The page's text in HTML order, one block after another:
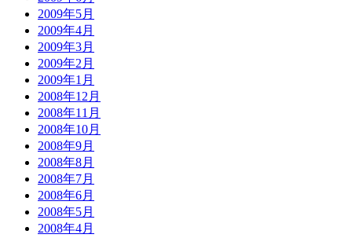
2009年5月
2009年4月
2009年3月
2009年2月
2009年1月
2008年12月
2008年11月
2008年10月
2008年9月
2008年8月
2008年7月
2008年6月
2008年5月
2008年4月